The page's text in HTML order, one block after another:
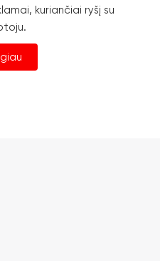
kuriančiai ryšį su